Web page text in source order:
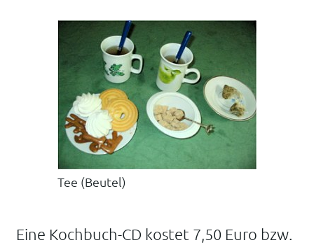
Tee (Beutel)
Eine Kochbuch-CD kostet 7,50 Euro bzw.